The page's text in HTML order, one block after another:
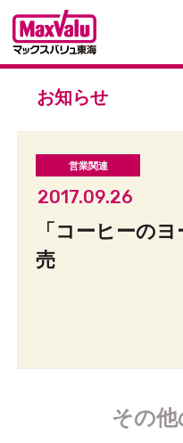
お知らせ
2017.09.26
「コーヒーの
売
その